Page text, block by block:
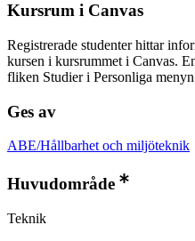
Kursrum i Canvas
Registrerade studenter hittar
kursen i kursrummet i Canvas.
fliken Studier i Personliga
Ges av
ABE/Hållbarhet och miljöteknik
Huvudområde
Teknik